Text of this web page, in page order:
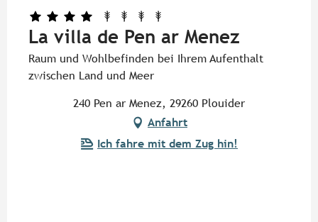
La villa de Pen ar Menez
Raum und Wohlbefinden bei Ihrem Aufenthalt
zwischen Land und Meer
240 Pen ar Menez, 29260 Plouider
Anfahrt
Ich fahre mit dem Zug hin!